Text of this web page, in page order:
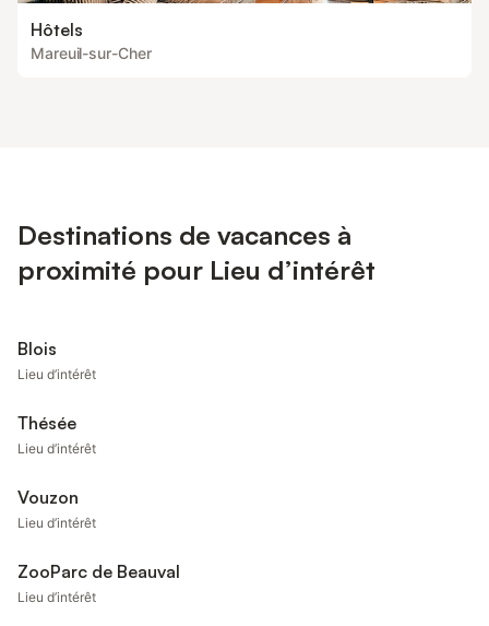
Hôtels
Mareuil-sur-Cher
Destinations de vacances à
proximité pour Lieu d’intérêt
Blois
Lieu d’intérêt
Thésée
Lieu d’intérêt
Vouzon
Lieu d’intérêt
ZooParc de Beauval
Lieu d’intérêt